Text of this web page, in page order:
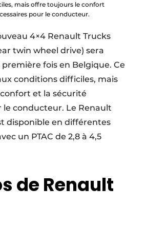
mais offre toujours le confort
pour le conducteur.
4×4 Renault Trucks
twin wheel drive) sera
fois en Belgique. Ce
conditions difficiles, mais
et la sécurité
le conducteur. Le Renault
disponible en différentes
un PTAC de 2,8 à 4,5
de Renault